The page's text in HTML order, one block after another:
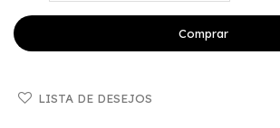
Comprar
LISTA DE DESEJOS